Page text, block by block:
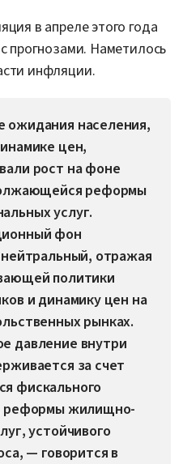
в апреле этого года
прогнозами. Наметилось
инфляции.
населения,
цен,
рост на фоне
реформы
услуг.
фон
отражая
политики
и динамику цен на
рынках.
давление внутри
за счет
фискального
реформы жилищно-
устойчивого
— говорится в